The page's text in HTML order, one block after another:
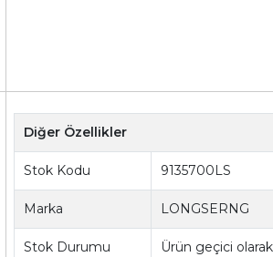
Diğer Özellikler
Stok Kodu 9135700LS
Marka LONGSERNG
Stok Durumu Ürün geçici